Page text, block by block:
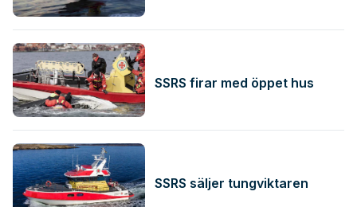
SSRS firar med öppet hus
SSRS säljer tungviktaren